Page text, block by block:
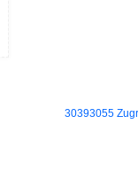
30393055